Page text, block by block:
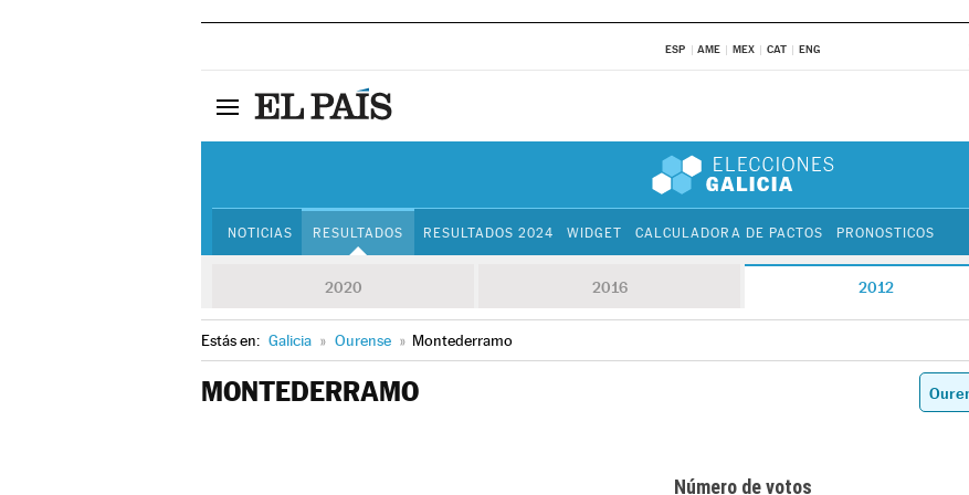
ESP AME MEX CAT ENG
NOTICIAS RESULTADOS RESULTADOS 2024 WIDGET CALCULADORA DE PACTOS PRONOSTICOS
2020 2016 2012
Estás en: Galicia » Ourense » Montederramo
MONTEDERRAMO
Número de votos